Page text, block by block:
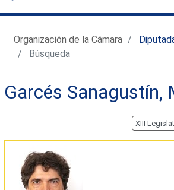
Organización de la Cámara
Búsqueda
Garcés Sanagustín,